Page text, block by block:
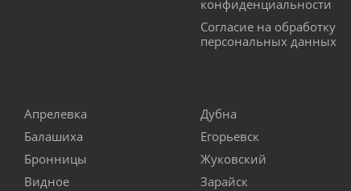
конфиденциальности
Согласие на обработку
персональных данных
Апрелевка
Балашиха
Бронницы
Видное
Дубна
Егорьевск
Жуковский
Зарайск